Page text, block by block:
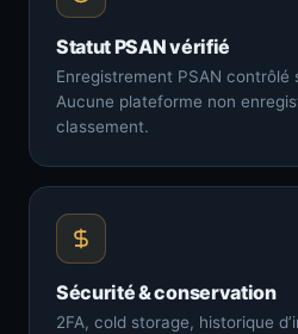
Statut PSAN vérifié
Enregistrement PSAN contrôlé
Aucune plateforme non
classement.
Sécurité & conservation
2FA, cold storage, historique